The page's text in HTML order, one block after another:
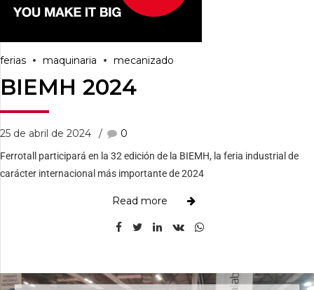
ferias maquinaria mecanizado
BIEMH 2024
25 de abril de 2024 0
Ferrotall participará en la 32 edición de la BIEMH, la feria industrial de
carácter internacional más importante de 2024
Read more